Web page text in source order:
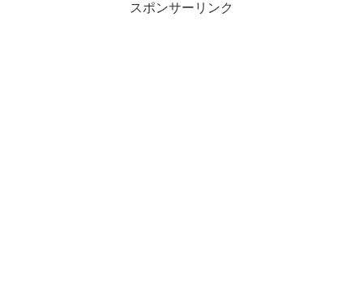
スポンサーリンク